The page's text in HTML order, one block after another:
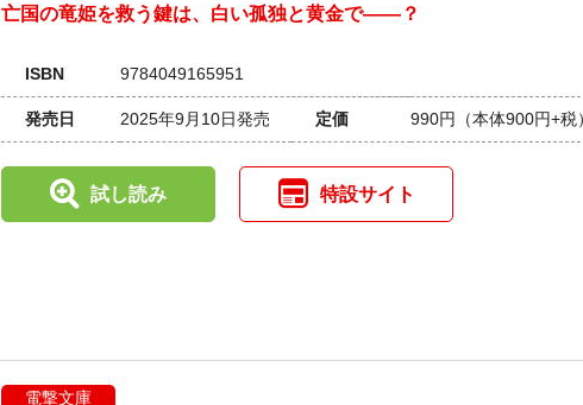
亡国の竜姫を救う鍵は、白い孤独と黄金で――？
ISBN 9784049165951
発売日 2025年9月10日発売 定価 990円 （本体900円+税
試し読み 特設サイト
電撃文庫